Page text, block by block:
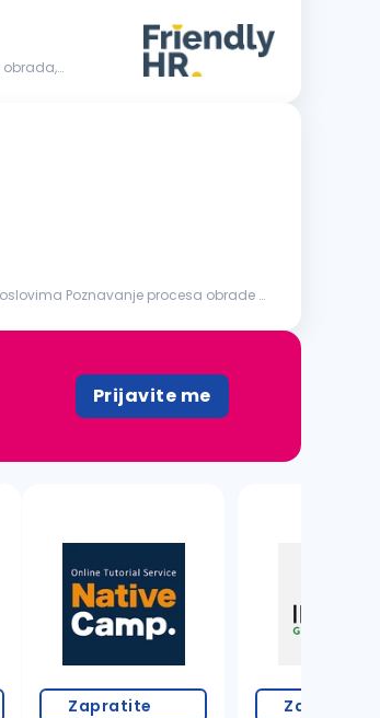
Prijavite me
Zapratite Zapratite